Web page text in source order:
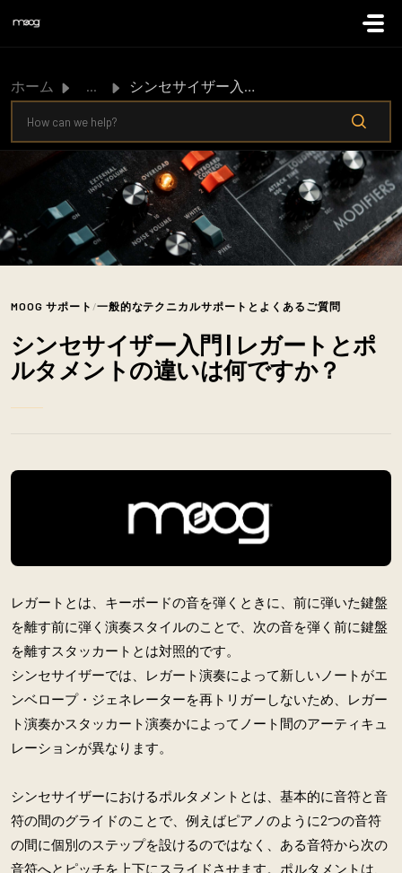
ホーム ... シンセサイザー入門 | レガートとポルタメントの違いは何ですか？
MOOG サポート /一般的なテクニカルサポートとよくあるご質問
シンセサイザー入門 | レガートとポ
ルタメントの違いは何ですか？
レガートとは、キーボードの音を弾くときに、前に弾いた鍵盤
を離す前に弾く演奏スタイルのことで、次の音を弾く前に鍵盤
を離すスタッカートとは対照的です。
シンセサイザーでは、レガート演奏によって新しいノートがエ
ンベロープ・ジェネレーターを再トリガーしないため、レガー
ト演奏かスタッカート演奏かによってノート間のアーティキュ
レーションが異なります。
シンセサイザーにおけるポルタメントとは、基本的に音符と音
符の間のグライドのことで、例えばピアノのように2つの音符
の間に個別のステップを設けるのではなく、ある音符から次の
音符へとピッチを上下にスライドさせます。 ポルタメントは、